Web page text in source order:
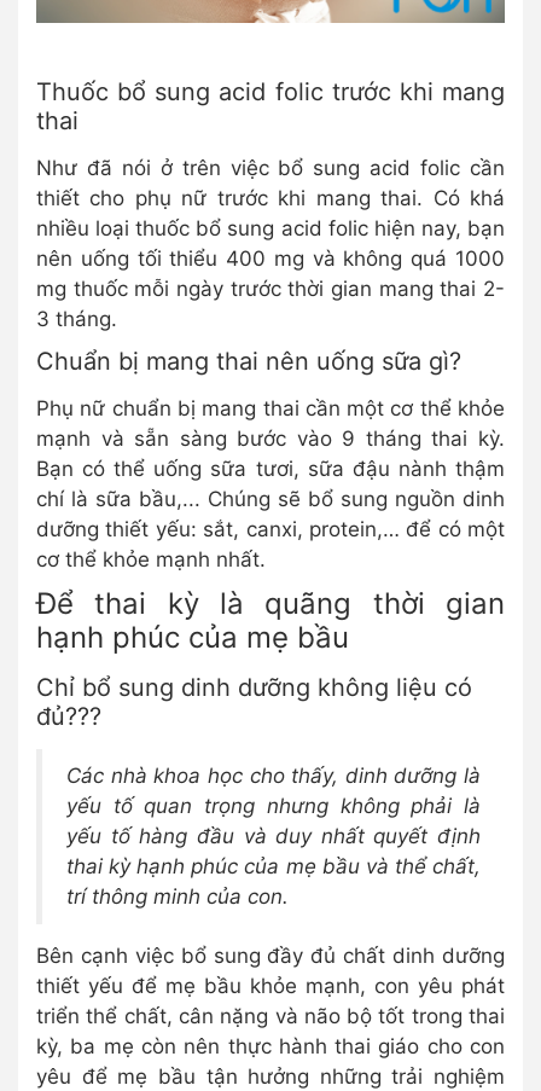
Thuốc bổ sung acid folic trước khi mang
thai
Như đã nói ở trên việc bổ sung acid folic cần
thiết cho phụ nữ trước khi mang thai. Có khá
nhiều loại thuốc bổ sung acid folic hiện nay, bạn
nên uống tối thiểu 400 mg và không quá 1000
mg thuốc mỗi ngày trước thời gian mang thai 2-
3 tháng.
Chuẩn bị mang thai nên uống sữa gì?
Phụ nữ chuẩn bị mang thai cần một cơ thể khỏe
mạnh và sẵn sàng bước vào 9 tháng thai kỳ.
Bạn có thể uống sữa tươi, sữa đậu nành thậm
chí là sữa bầu,... Chúng sẽ bổ sung nguồn dinh
dưỡng thiết yếu: sắt, canxi, protein,… để có một
cơ thể khỏe mạnh nhất.
Để thai kỳ là quãng thời gian
hạnh phúc của mẹ bầu
Chỉ bổ sung dinh dưỡng không liệu có
đủ???
Các nhà khoa học cho thấy, dinh dưỡng là
yếu tố quan trọng nhưng không phải là
yếu tố hàng đầu và duy nhất quyết định
thai kỳ hạnh phúc của mẹ bầu và thể chất,
trí thông minh của con.
Bên cạnh việc bổ sung đầy đủ chất dinh dưỡng
thiết yếu để mẹ bầu khỏe mạnh, con yêu phát
triển thể chất, cân nặng và não bộ tốt trong thai
kỳ, ba mẹ còn nên thực hành thai giáo cho con
yêu để mẹ bầu tận hưởng những trải nghiệm